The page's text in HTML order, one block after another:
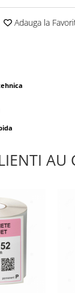
Adauga la
AU